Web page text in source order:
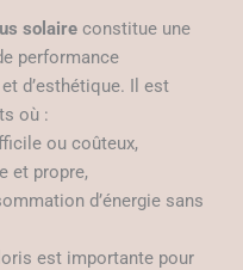
solaire constitue une
performance
d’esthétique. Il est
où :
ou coûteux,
et propre,
d’énergie sans
est importante pour